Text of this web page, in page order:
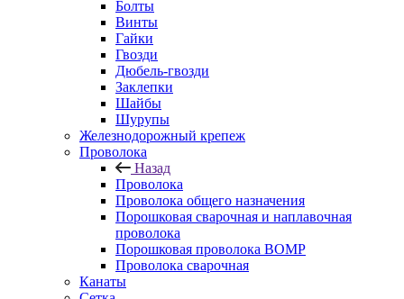
Болты
Винты
Гайки
Гвозди
Дюбель-гвозди
Заклепки
Шайбы
Шурупы
Железнодорожный крепеж
Проволока
Назад
Проволока
Проволока общего назначения
Порошковая сварочная и наплавочная
проволока
Порошковая проволока ВОМР
Проволока сварочная
Канаты